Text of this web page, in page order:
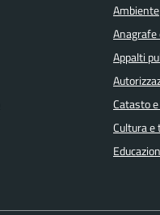
Ambiente
Appalti
Catasto
Cultura e